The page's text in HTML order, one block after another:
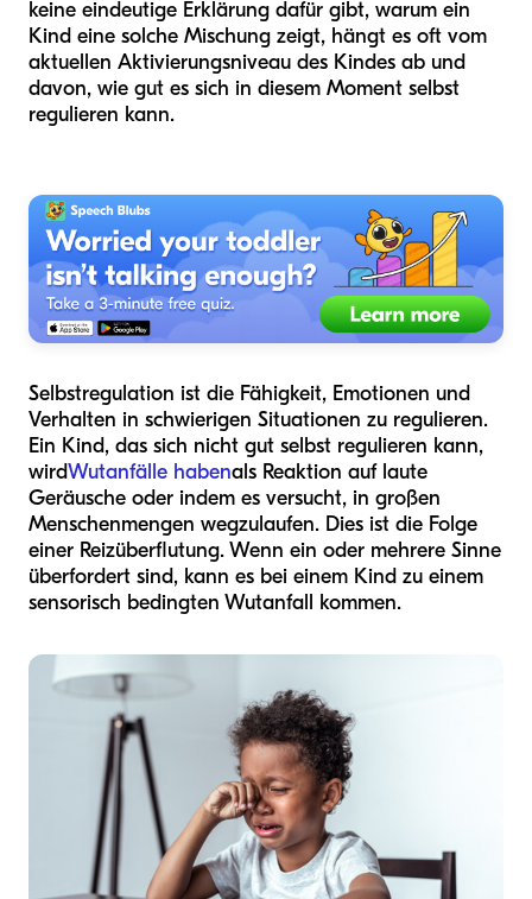
keine eindeutige Erklärung dafür gibt, warum ein
Kind eine solche Mischung zeigt, hängt es oft vom
aktuellen Aktivierungsniveau des Kindes ab und
davon, wie gut es sich in diesem Moment selbst
regulieren kann.
Selbstregulation ist die Fähigkeit, Emotionen und
Verhalten in schwierigen Situationen zu regulieren.
Ein Kind, das sich nicht gut selbst regulieren kann,
wirdWutanfälle habenals Reaktion auf laute
Geräusche oder indem es versucht, in großen
Menschenmengen wegzulaufen. Dies ist die Folge
einer Reizüberflutung. Wenn ein oder mehrere Sinne
überfordert sind, kann es bei einem Kind zu einem
sensorisch bedingten Wutanfall kommen.